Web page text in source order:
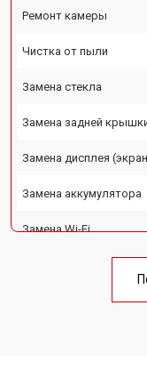
Ремонт камеры
Чистка от пыли
Замена стекла
Замена задней
Замена дисплея
Замена аккумулятора
Замена Wi-Fi